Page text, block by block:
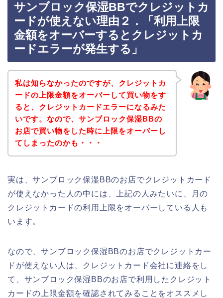
サンブロック保湿BBでクレジットカ
ードが使えない理由２．「利用上限
金額をオーバーするとクレジットカ
ードエラーが発生する」
私は知らなかったのですが、クレジットカ
ードの上限金額をオーバーして買い物をす
ると、クレジットカードエラーになるみた
いです。なので、サンブロック保湿BBの
お店で買い物をした時に上限をオーバーし
てしまったのかも・・・
実は、サンブロック保湿BBのお店でクレジットカード
が使えなかった人の中には、上記の人みたいに、月の
クレジットカードの利用上限をオーバーしている人も
います。
なので、サンブロック保湿BBのお店でクレジットカー
ドが使えない人は、クレジットカード会社に連絡をし
て、サンブロック保湿BBのお店で利用したクレジット
カードの上限金額を確認されてみることをオススメし